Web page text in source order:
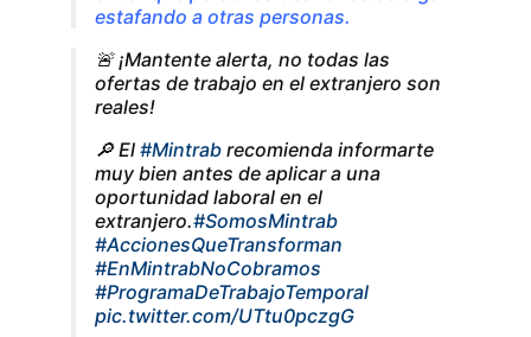
estafando a otras personas.
🚨 ¡Mantente alerta, no todas las
ofertas de trabajo en el extranjero son
reales!
🔎 El #Mintrab recomienda informarte
muy bien antes de aplicar a una
oportunidad laboral en el
extranjero.#SomosMintrab
#AccionesQueTransforman
#EnMintrabNoCobramos
#ProgramaDeTrabajoTemporal
pic.twitter.com/UTtu0pczgG